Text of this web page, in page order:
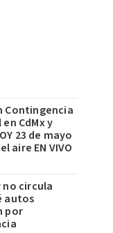
Contingencia
CdMx y
23 de mayo
aire EN VIVO
no circula
autos
por